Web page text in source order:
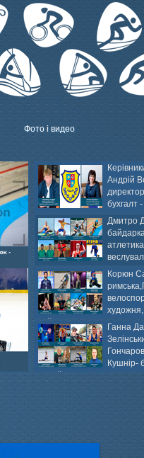
Фото і видео
Андрій
бухгалт
Дмитро
Олександр-
Олександр- хокей на
художня,Максим Власюк-
Корюн
шайбою,Ігор Бичков-
Колісник- важка
веслвальний
Ганна
Кушнір-
на байдарках і
кульова,Селезньов Г.
каное,Максим Чекін- бокс.